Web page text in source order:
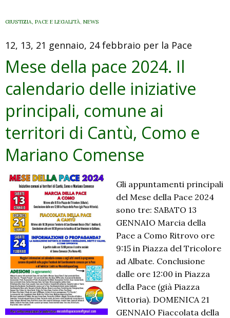
GIUSTIZIA, PACE E LEGALITÀ, NEWS
12, 13, 21 gennaio, 24 febbraio per la Pace
Mese della pace 2024. Il
calendario delle iniziative
principali, comune ai
territori di Cantù, Como e
Mariano Comense
Gli appuntamenti principali
del Mese della Pace 2024
sono tre: SABATO 13
GENNAIO Marcia della
Pace a Como Ritrovo ore
9:15 in Piazza del Tricolore
ad Albate. Conclusione
dalle ore 12:00 in Piazza
della Pace (già Piazza
Vittoria). DOMENICA 21
GENNAIO Fiaccolata della